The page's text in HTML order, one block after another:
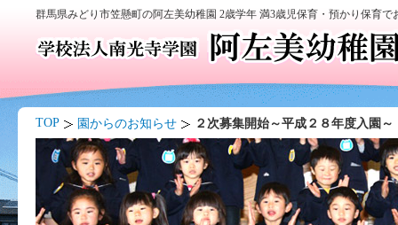
群馬県みどり市笠懸町の阿左美幼稚園 2歳学年 満3歳児保育・預かり保育
TOP 園からのお知らせ ２次募集開始～平成２８年度入園～